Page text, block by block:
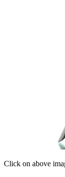
Click on above